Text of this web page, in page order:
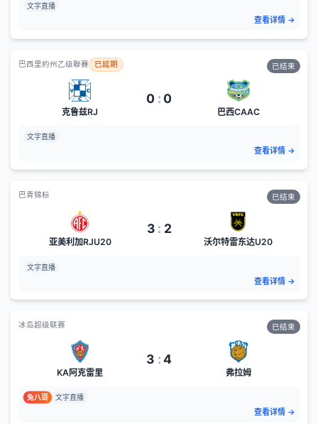
文字直播
查看详情→
巴西里約州乙级聯賽 已延期 已结束
克鲁兹RJ
0 : 0
巴西CAAC
文字直播
查看详情→
巴青锦标 已结束
亚美利加RJU20
3 : 2
沃尔特雷东达U20
文字直播
查看详情→
冰岛超级联赛 已结束
KA阿克雷里
3 :4
弗拉姆
兔八哥 文字直播
查看详情→